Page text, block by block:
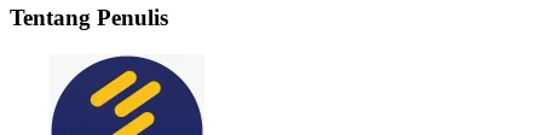
Tentang Penulis